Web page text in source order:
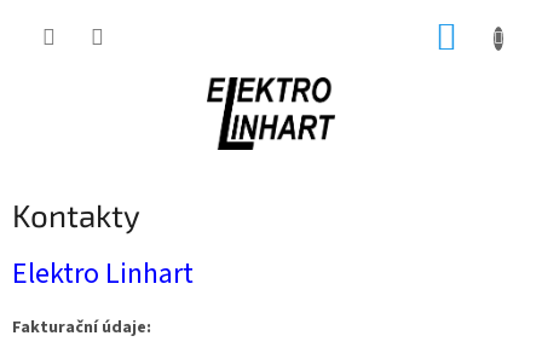
Kontakty
Elektro Linhart
Fakturační údaje: